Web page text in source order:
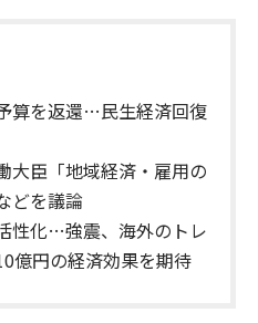
算を返還…民生経済回復
大臣「地域経済・雇用の
どを議論
性化…強震、海外のトレ
億円の経済効果を期待